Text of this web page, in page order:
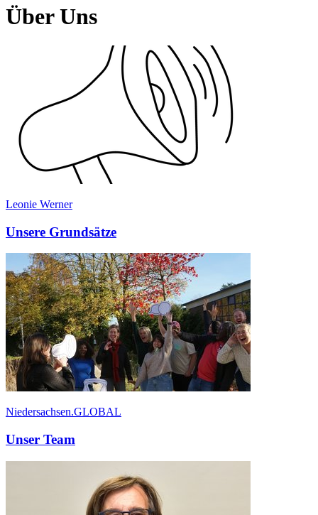
Über Uns
Leonie Werner
Unsere Grundsätze
Niedersachsen.GLOBAL
Unser Team